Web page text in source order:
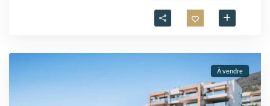
À vendre